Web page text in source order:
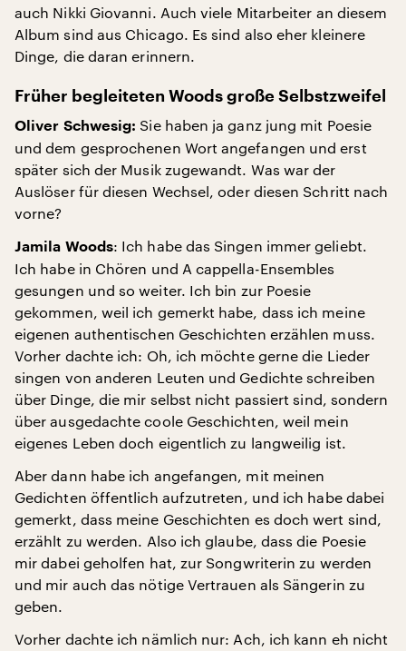
auch Nikki Giovanni. Auch viele Mitarbeiter an diesem
Album sind aus Chicago. Es sind also eher kleinere
Dinge, die daran erinnern.
Früher begleiteten Woods große Selbstzweifel
Oliver Schwesig: Sie haben ja ganz jung mit Poesie
und dem gesprochenen Wort angefangen und erst
später sich der Musik zugewandt. Was war der
Auslöser für diesen Wechsel, oder diesen Schritt nach
vorne?
Jamila Woods: Ich habe das Singen immer geliebt.
Ich habe in Chören und A cappella-Ensembles
gesungen und so weiter. Ich bin zur Poesie
gekommen, weil ich gemerkt habe, dass ich meine
eigenen authentischen Geschichten erzählen muss.
Vorher dachte ich: Oh, ich möchte gerne die Lieder
singen von anderen Leuten und Gedichte schreiben
über Dinge, die mir selbst nicht passiert sind, sondern
über ausgedachte coole Geschichten, weil mein
eigenes Leben doch eigentlich zu langweilig ist.
Aber dann habe ich angefangen, mit meinen
Gedichten öffentlich aufzutreten, und ich habe dabei
gemerkt, dass meine Geschichten es doch wert sind,
erzählt zu werden. Also ich glaube, dass die Poesie
mir dabei geholfen hat, zur Songwriterin zu werden
und mir auch das nötige Vertrauen als Sängerin zu
geben.
Vorher dachte ich nämlich nur: Ach, ich kann eh nicht